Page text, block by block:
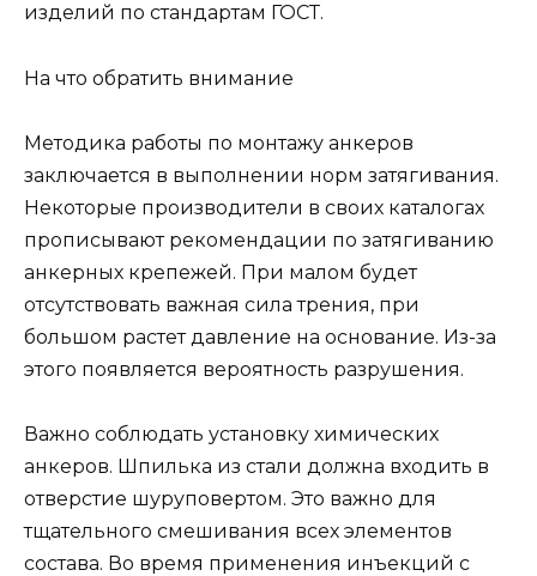
изделий по стандартам ГОСТ.
На что обратить внимание
Методика работы по монтажу анкеров
заключается в выполнении норм затягивания.
Некоторые производители в своих каталогах
прописывают рекомендации по затягиванию
анкерных крепежей. При малом будет
отсутствовать важная сила трения, при
большом растет давление на основание. Из-за
этого появляется вероятность разрушения.
Важно соблюдать установку химических
анкеров. Шпилька из стали должна входить в
отверстие шуруповертом. Это важно для
тщательного смешивания всех элементов
состава. Во время применения инъекций с